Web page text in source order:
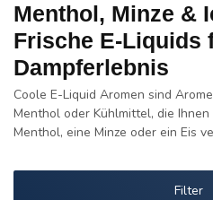
Menthol, Minze &
Frische E-Liquids
Dampferlebnis
Coole E-Liquid Aromen sind
Menthol oder Kühlmittel, die
Menthol, eine Minze oder ein Eis
Filter